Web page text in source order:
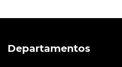
Departamentos